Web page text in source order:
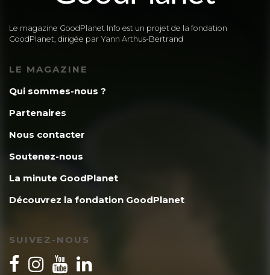
Le magazine GoodPlanet Info est un projet de la fondation
GoodPlanet, dirigée par Yann Arthus-Bertrand
LE MAGAZINE
Qui sommes-nous ?
Partenaires
Nous contacter
Soutenez-nous
La minute GoodPlanet
Découvrez la fondation GoodPlanet
SUIVEZ-NOUS